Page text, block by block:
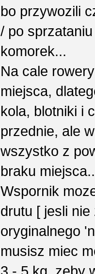
bo przywozili
/ po
komorek...
Na cale
miejsca,
kola, blotniki i
przednie, ale
wszystko z
braku
Wspornik
drutu [ jesli
oryginalnego
musisz miec